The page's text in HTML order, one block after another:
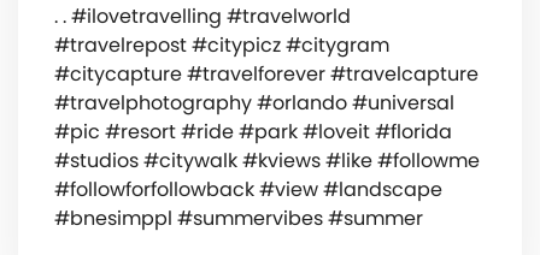
. . #ilovetravelling #travelworld
#travelrepost #citypicz #citygram
#citycapture #travelforever #travelcapture
#travelphotography #orlando #universal
#pic #resort #ride #park #loveit #florida
#studios #citywalk #kviews #like #followme
#followforfollowback #view #landscape
#bnesimppl #summervibes #summer